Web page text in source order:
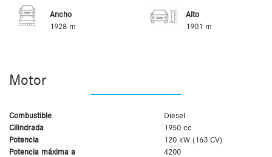
Ancho
1928 m
Alto
1901 m
Motor
Combustible
Diesel
Cilindrada
1950 cc
Potencia
120 kW (163 CV)
Potencia máxima a
4200